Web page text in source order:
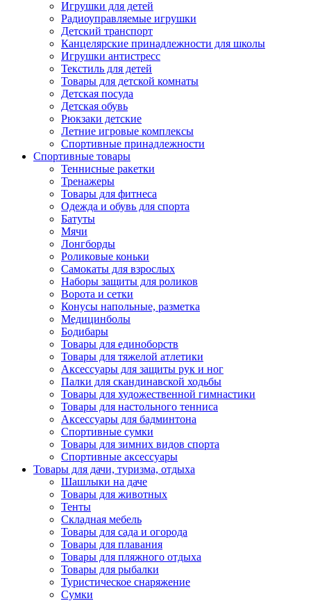
Игрушки для детей
Радиоуправляемые игрушки
Детский транспорт
Канцелярские принадлежности для школы
Игрушки антистресс
Текстиль для детей
Товары для детской комнаты
Детская посуда
Детская обувь
Рюкзаки детские
Летние игровые комплексы
Спортивные принадлежности
Спортивные товары
Теннисные ракетки
Тренажеры
Товары для фитнеса
Одежда и обувь для спорта
Батуты
Мячи
Лонгборды
Роликовые коньки
Самокаты для взрослых
Наборы защиты для роликов
Ворота и сетки
Конусы напольные, разметка
Медицинболы
Бодибары
Товары для единоборств
Товары для тяжелой атлетики
Аксессуары для защиты рук и ног
Палки для скандинавской ходьбы
Товары для художественной гимнастики
Товары для настольного тенниса
Аксессуары для бадминтона
Спортивные сумки
Товары для зимних видов спорта
Спортивные аксессуары
Товары для дачи, туризма, отдыха
Шашлыки на даче
Товары для животных
Тенты
Складная мебель
Товары для сада и огорода
Товары для плавания
Товары для пляжного отдыха
Товары для рыбалки
Туристическое снаряжение
Сумки